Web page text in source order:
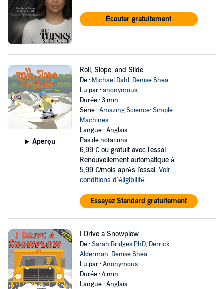
Écouter gratuitement
Aperçu
Roll, Slope, and Slide
De : Michael Dahl, Denise Shea
Lu par :anonymous
Durée : 3 min
Série :Amazing Science: Simple
Machines
Langue : Anglais
Pas de notations
6,99 € ou gratuit avec l'essai.
Renouvellement automatique à
5,99 €/mois après l'essai. Voir
conditions d'éligibilité
Essayez Standard gratuitement
I Drive a Snowplow
De :Sarah Bridges PhD, Derrick
Alderman, Denise Shea
Lu par :Anonymous
Durée : 4 min
Langue : Anglais